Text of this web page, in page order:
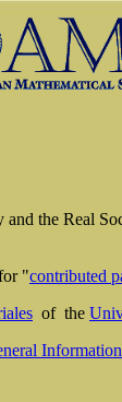
the Real
"contributed
of the
Information